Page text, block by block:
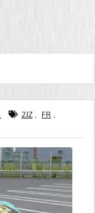
2JZ , FR ,